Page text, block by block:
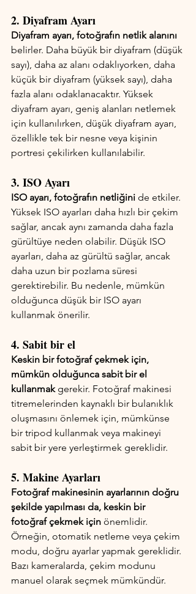
2. Diyafram Ayarı
Diyafram ayarı, fotoğrafın netlik alanını
belirler. Daha büyük bir diyafram (düşük
sayı), daha az alanı odaklıyorken, daha
küçük bir diyafram (yüksek sayı), daha
fazla alanı odaklanacaktır. Yüksek
diyafram ayarı, geniş alanları netlemek
için kullanılırken, düşük diyafram ayarı,
özellikle tek bir nesne veya kişinin
portresi çekilirken kullanılabilir.
3. ISO Ayarı
ISO ayarı, fotoğrafın netliğini de etkiler.
Yüksek ISO ayarları daha hızlı bir çekim
sağlar, ancak aynı zamanda daha fazla
gürültüye neden olabilir. Düşük ISO
ayarları, daha az gürültü sağlar, ancak
daha uzun bir pozlama süresi
gerektirebilir. Bu nedenle, mümkün
olduğunca düşük bir ISO ayarı
kullanmak önerilir.
4. Sabit bir el
Keskin bir fotoğraf çekmek için,
mümkün olduğunca sabit bir el
kullanmak gerekir. Fotoğraf makinesi
titremelerinden kaynaklı bir bulanıklık
oluşmasını önlemek için, mümkünse
bir tripod kullanmak veya makineyi
sabit bir yere yerleştirmek gereklidir.
5. Makine Ayarları
Fotoğraf makinesinin ayarlarının doğru
şekilde yapılması da, keskin bir
fotoğraf çekmek için önemlidir.
Örneğin, otomatik netleme veya çekim
modu, doğru ayarlar yapmak gereklidir.
Bazı kameralarda, çekim modunu
manuel olarak seçmek mümkündür.